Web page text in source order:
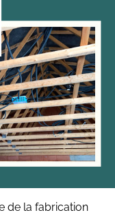
de la fabrication